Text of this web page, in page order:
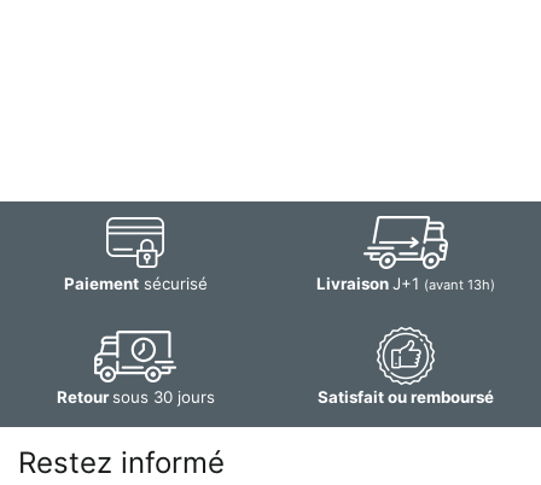
Paiementsécurisé LivraisonJ+1 (avant 13h)
Retoursous 30 jours Satisfait ou remboursé
Restez informé